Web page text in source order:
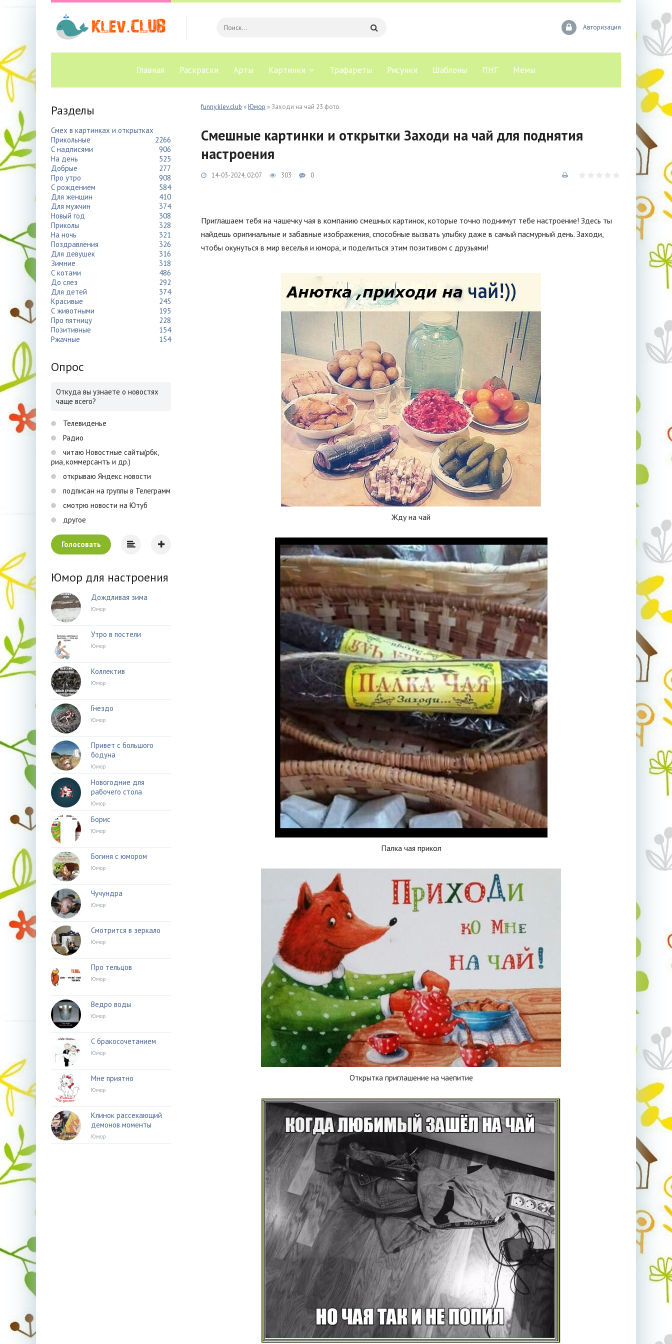
Авторизация
Главная Раскраски Арты Картинки Трафареты Рисунки Шаблоны ПНГ Мемы
funny.klev.club »Юмор » Заходи на чай 23 фото
Смешные картинки и открытки Заходи на чай для поднятия
настроения
14-03-2024, 02:07 303 0
Приглашаем тебя на чашечку чая в компанию смешных картинок, которые точно поднимут тебе настроение! Здесь ты
найдешь оригинальные и забавные изображения, способные вызвать улыбку даже в самый пасмурный день. Заходи,
чтобы окунуться в мир веселья и юмора, и поделиться этим позитивом с друзьями!
Жду на чай
Палка чая прикол
Открытка приглашение на чаепитие
Разделы
Смех в картинках и открытках
Прикольные
2266
С надписями
906
На день
525
Добрые
277
Про утро
908
С рождением
584
Для женщин
410
Для мужчин
374
Новый год
308
Приколы
328
На ночь
321
Поздравления
326
Для девушек
316
Зимние
318
С котами
486
До слез
292
Для детей
374
Красивые
245
С животными
195
Про пятницу
228
Позитивные
154
Ржачные
154
Опрос
Откуда вы узнаете о новостях
чаще всего?
Телевиденье
Радио
читаю Новостные сайты(рбк,
риа, коммерсантъ и др.)
открываю Яндекс новости
подписан на группы в Телеграмм
смотрю новости на Ютуб
другое
Голосовать
Юмор для настроения
Дождливая зима
Юмор
Утро в постели
Юмор
Коллектив
Юмор
Гнездо
Юмор
Привет с большого
бодуна
Юмор
Новогодние для
рабочего стола
Юмор
Борис
Юмор
Богиня с юмором
Юмор
Чучундра
Юмор
Смотрится в зеркало
Юмор
Про тельцов
Юмор
Ведро воды
Юмор
С бракосочетанием
Юмор
Мне приятно
Юмор
Клинок рассекающий
демонов моменты
Юмор